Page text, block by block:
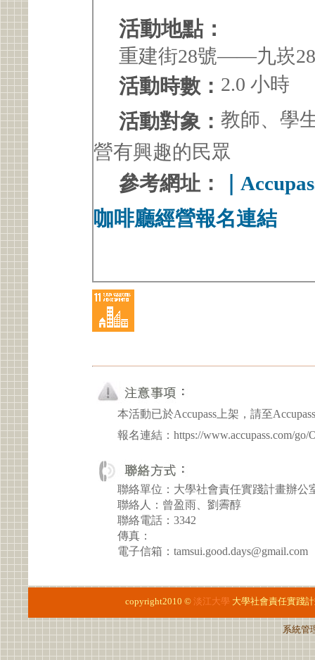
活動地點：
重建街28號——九崁
活動時數： 2.0 小時
活動對象： 教師、學
營有興趣的民眾
參考網址：
｜
咖啡廳經營報名連結
本活動已於Accupass上架，請至
報名連結：https://www.accupass.com/go/
聯絡單位：大學社會責任實踐計畫辦公
聯絡人：曾盈雨、劉霽醇
聯絡電話：3342
傳真：
電子信箱：tamsui.good.days@gmail.com
copyright2010 © 淡江大學 大學社會責任實踐
系統管